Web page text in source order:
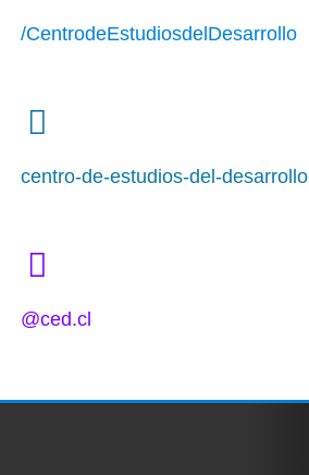
/CentrodeEstudiosdelDesarrollo
centro-de-estudios-del-desarrollo
@ced.cl